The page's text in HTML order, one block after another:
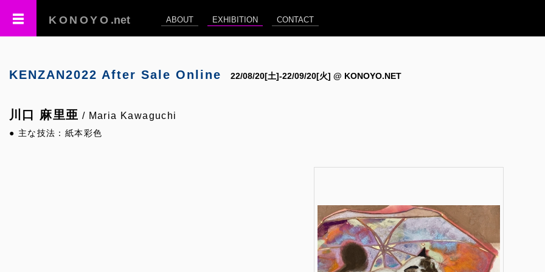
KONOYO .net ABOUT EXHIBITION CONTACT
KENZAN2022 After Sale Online 22/08/20[土]-22/09/20[火] @ KONOYO.NET
川口 麻里亜 / Maria Kawaguchi
● 主な技法：紙本彩色